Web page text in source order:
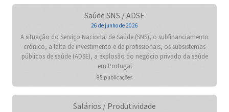
Saúde SNS / ADSE
26 de junho de 2026
A situação do Serviço Nacional de Saúde (SNS), o subfinanciamento
crónico, a falta de investimento e de profissionais, os subsistemas
públicos de saúde (ADSE), a explosão do negócio privado da saúde
em Portugal
85 publicações
Salários / Produtividade